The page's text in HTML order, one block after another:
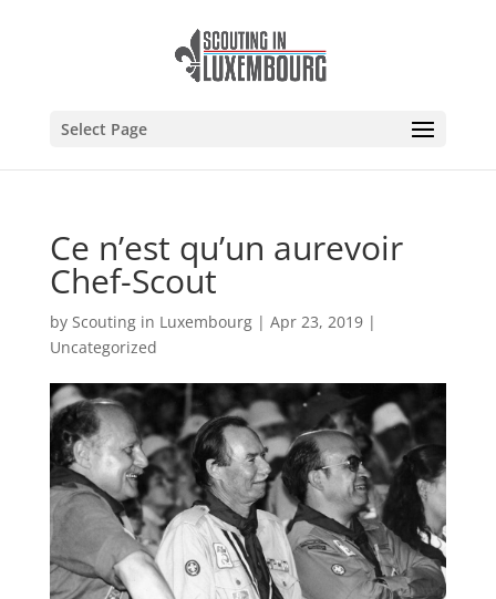
Select Page
Ce n’est qu’un aurevoir
Chef-Scout
by Scouting in Luxembourg| Apr 23, 2019|
Uncategorized